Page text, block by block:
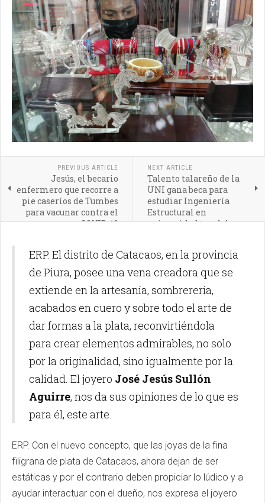
PREVIOUS ARTICLE
Jesús, el becario
enfermero que recorre a
pie caseríos de Tumbes
para vacunar contra el
COVID-19
NEXT ARTICLE
Talento talareño de la
UNI gana beca para
estudiar Ingeniería
Estructural en
universidad top del
ERP. El distrito de Catacaos, en la provincia
de Piura, posee una vena creadora que se
extiende en la artesanía, sombrerería,
acabados en cuero y sobre todo el arte de
dar formas a la plata, reconvirtiéndola
para crear elementos admirables, no solo
por la originalidad, sino igualmente por la
calidad. El joyero José Jesús Sullón
Aguirre, nos da sus opiniones de lo que es
para él, este arte.
ERP. Con el nuevo concepto, que las joyas de la fina
filigrana de plata de Catacaos, ahora dejan de ser
estáticas y por el contrario deben propiciar lo lúdico y a
ayudar interactuar con el dueño, nos expresa el joyero